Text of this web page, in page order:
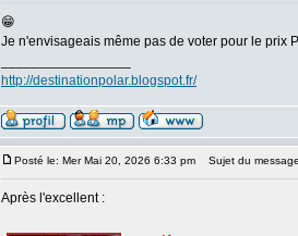
😁
Je n'envisageais même pas de voter pour le prix
http://destinationpolar.blogspot.fr/
Posté le: Mer Mai 20, 2026 6:33 pm Sujet du
Après l'excellent :